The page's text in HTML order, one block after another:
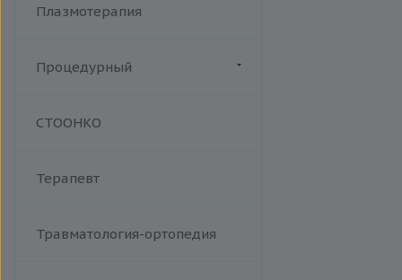
Плазмотерапия
Процедурный
СТООНКО
Терапевт
Травматология-ортопедия